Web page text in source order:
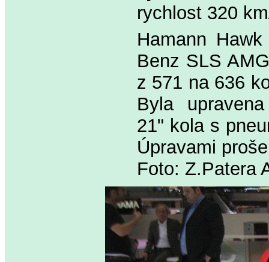
rychlost 320
Hamann
Benz SLS
z 571 na 636
Byla
21" kola s
Úpravami
Foto: Z.Patera